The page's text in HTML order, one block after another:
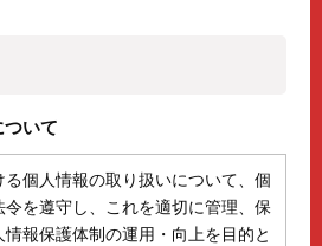
いて
個人情報の取り扱いについて、個
令を遵守し、これを適切に管理、保
報保護体制の運用・向上を目的と